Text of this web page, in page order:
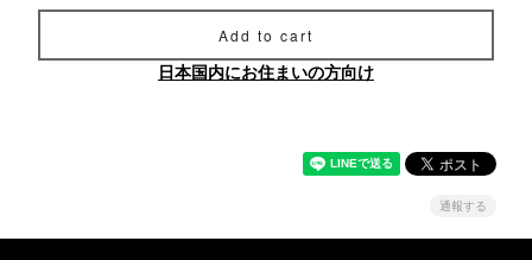
Add to cart
日本国内にお住まいの方向け
通報する